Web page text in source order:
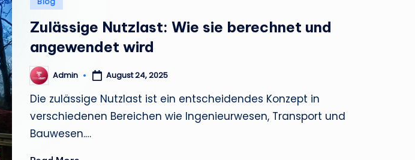
e
m
a
n
Zulässige Nutzlast: Wie sie berechnet und
angewendet wird
Posted
by
Admin August 24, 2025
Die zulässige Nutzlast ist ein entscheidendes Konzept in
verschiedenen Bereichen wie Ingenieurwesen, Transport und
Bauwesen.…